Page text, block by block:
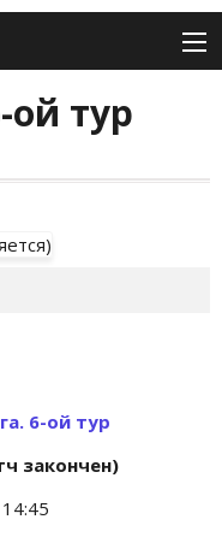
тур
6-ой тур
закончен)